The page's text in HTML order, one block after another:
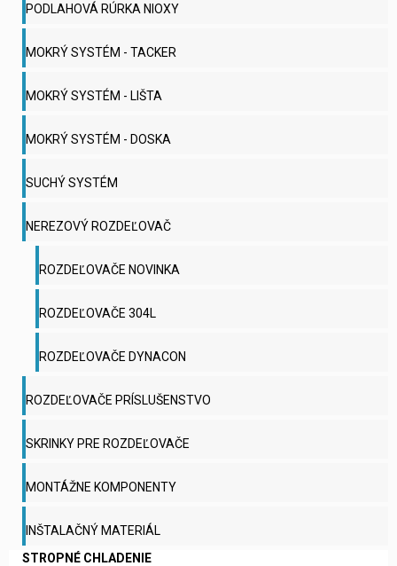
PODLAHOVÁ RÚRKA NIOXY
MOKRÝ SYSTÉM - TACKER
MOKRÝ SYSTÉM - LIŠTA
MOKRÝ SYSTÉM - DOSKA
SUCHÝ SYSTÉM
NEREZOVÝ ROZDEĽOVAČ
ROZDEĽOVAČE NOVINKA
ROZDEĽOVAČE 304L
ROZDEĽOVAČE DYNACON
ROZDEĽOVAČE PRÍSLUŠENSTVO
SKRINKY PRE ROZDEĽOVAČE
MONTÁŽNE KOMPONENTY
INŠTALAČNÝ MATERIÁL
STROPNÉ CHLADENIE